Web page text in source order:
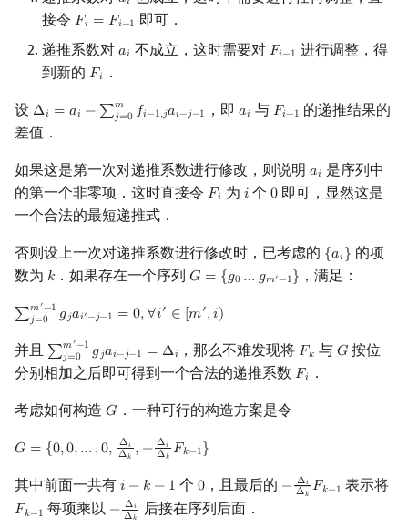
序列自动机
最小表示法
Lyndon 分解
阶 & 原根
离散对数
高次剩余 & 单位根
狄利克雷卷积
杜教筛
Powerful Number 筛
Min_25 筛
洲阁筛
类欧几里德算法
Meissel–Lehmer 算法
树套树
K-D Tree
动态树
PQ 树
霍夫曼树
哈密顿图
二分图
平面图
图的着色
图的匹配
Prüfer 序列
矩阵树定理
LGV 引理
最大团搜索算法
支配树
珂朵莉树/颜色段均摊
空间优化简介
𝑖
接令 𝐹𝑖 = 𝐹𝑖−1
Fi= Fi −1
即可．
递推系数对 𝑎𝑖
ai 不成立，这时需要对 𝐹𝑖−1
Fi−1 进行调整，得
到新的 𝐹𝑖
Fi ．
设 Δ𝑖 = 𝑎𝑖 − ∑𝑚
𝑗=0 𝑓𝑖−1,𝑗𝑎𝑖−𝑗−1
Δi= ai −∑j =0 mf−1, jai−j−1 ，即 𝑎𝑖
ai 与 𝐹𝑖−1
Fi−1 的递推结果的
差值．
如果这是第一次对递推系数进行修改，则说明 𝑎𝑖
ai 是序列中
的第一个非零项．这时直接令 𝐹𝑖
Fi 为 𝑖
i 个0
0 即可，显然这是
一个合法的最短递推式．
否则设上一次对递推系数进行修改时，已考虑的 {𝑎𝑖}
{ai} 的项
数为 𝑘
k ．如果存在一个序列𝐺 = {𝑔0 … 𝑔𝑚′−1}
G={g 0…gm ′−1} ，满足：
∑𝑚′−1
𝑗=0 𝑔𝑗𝑎𝑖′−𝑗−1 = 0,∀𝑖′ ∈ [𝑚′,𝑖)
∑j=0m′ −1gjai′−j− 1= 0,∀i′∈ [m ′,i)
并且 ∑𝑚′−1
𝑗=0 𝑔𝑗𝑎𝑖−𝑗−1 = Δ𝑖
∑j=0m′ −1gjai−j− 1= Δi ，那么不难发现将𝐹𝑘
Fk 与 𝐺
G 按位
分别相加之后即可得到一个合法的递推系数 𝐹𝑖
Fi ．
考虑如何构造 𝐺
G ．一种可行的构造方案是令
𝐺 = {0,0,… ,0, Δ𝑖
Δ𝑘 , − Δ𝑖
Δ𝑘 𝐹𝑘−1}
G= {0 ,0,…,0,Δ iΔk −ΔiΔkFk−1}
其中前面一共有 𝑖 − 𝑘 − 1
i −k−1 个 0
0，且最后的 − Δ𝑖
Δ𝑘 𝐹𝑘−1
−ΔiΔkFk−1 表示将
𝐹𝑘−1
Fk−1 每项乘以 − Δ𝑖
Δ𝑘
−ΔiΔk后接在序列后面．